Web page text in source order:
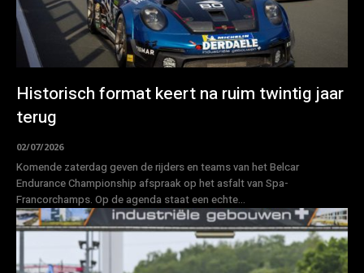
Historisch format keert na ruim twintig jaar
terug
02/07/2026
Komende zaterdag geven de rijders en teams van het Belcar
Endurance Championship afspraak op het asfalt van Spa-
Francorchamps. Op de agenda staat een echte...